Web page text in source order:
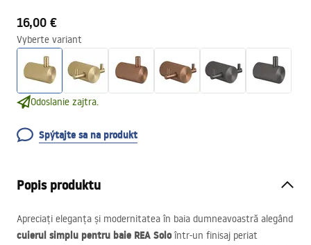
16,00 €
Vyberte variant
Odoslanie zajtra.
Spýtajte sa na produkt
Popis produktu
Apreciați eleganța și modernitatea în baia dumneavoastră alegând
cuierul simplu pentru baie REA Soloîntr-un finisaj periat